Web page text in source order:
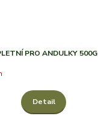
PRO ANDULKY 500G
Detail